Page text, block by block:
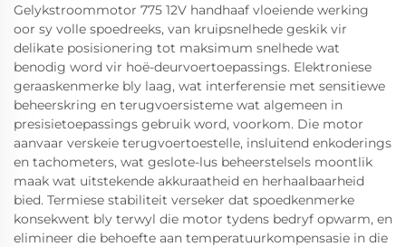
Gelykstroommotor 775 12V handhaaf vloeiende werking
oor sy volle spoedreeks, van kruipsnelhede geskik vir
delikate posisionering tot maksimum snelhede wat
benodig word vir hoë-deurvoertoepassings. Elektroniese
geraaskenmerke bly laag, wat interferensie met sensitiewe
beheerskring en terugvoersisteme wat algemeen in
presisietoepassings gebruik word, voorkom. Die motor
aanvaar verskeie terugvoertoestelle, insluitend enkoderings
en tachometers, wat geslote-lus beheerstelsels moontlik
maak wat uitstekende akkuraatheid en herhaalbaarheid
bied. Termiese stabiliteit verseker dat spoedkenmerke
konsekwent bly terwyl die motor tydens bedryf opwarm, en
elimineer die behoefte aan temperatuurkompensasie in die